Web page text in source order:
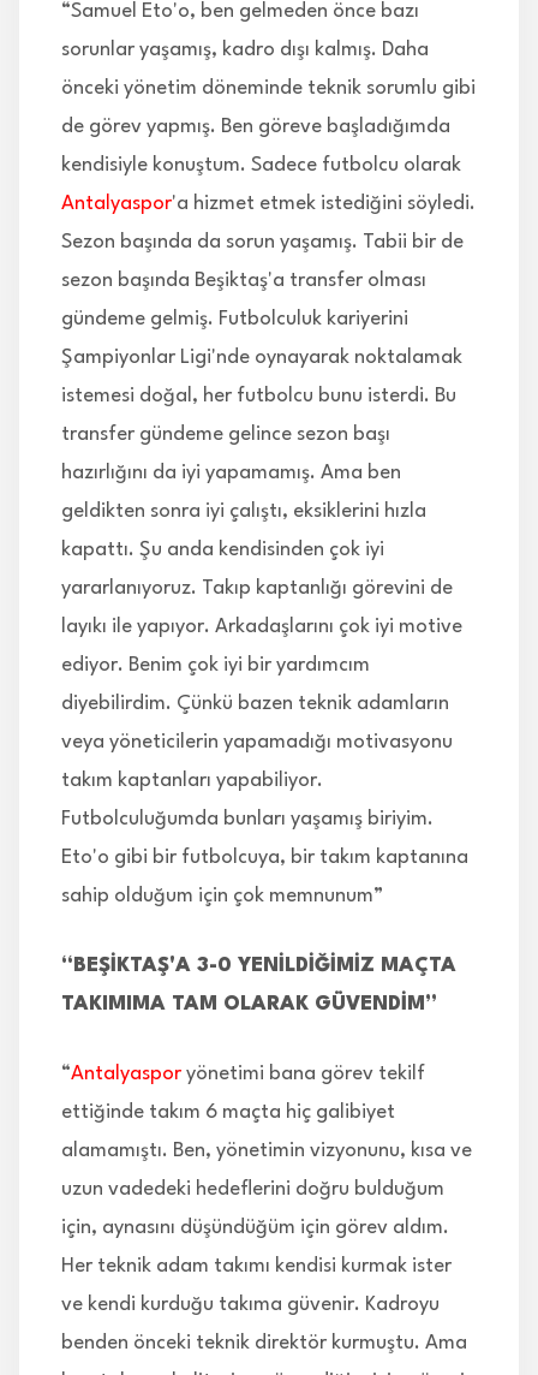
“Samuel Eto'o, ben gelmeden önce bazı
sorunlar yaşamış, kadro dışı kalmış. Daha
önceki yönetim döneminde teknik sorumlu gibi
de görev yapmış. Ben göreve başladığımda
kendisiyle konuştum. Sadece futbolcu olarak
Antalyaspor'a hizmet etmek istediğini söyledi.
Sezon başında da sorun yaşamış. Tabii bir de
sezon başında Beşiktaş'a transfer olması
gündeme gelmiş. Futbolculuk kariyerini
Şampiyonlar Ligi'nde oynayarak noktalamak
istemesi doğal, her futbolcu bunu isterdi. Bu
transfer gündeme gelince sezon başı
hazırlığını da iyi yapamamış. Ama ben
geldikten sonra iyi çalıştı, eksiklerini hızla
kapattı. Şu anda kendisinden çok iyi
yararlanıyoruz. Takıp kaptanlığı görevini de
layıkı ile yapıyor. Arkadaşlarını çok iyi motive
ediyor. Benim çok iyi bir yardımcım
diyebilirdim. Çünkü bazen teknik adamların
veya yöneticilerin yapamadığı motivasyonu
takım kaptanları yapabiliyor.
Futbolculuğumda bunları yaşamış biriyim.
Eto'o gibi bir futbolcuya, bir takım kaptanına
sahip olduğum için çok memnunum”
“BEŞİKTAŞ'A 3-0 YENİLDİĞİMİZ MAÇTA
TAKIMIMA TAM OLARAK GÜVENDİM”
“Antalyaspor yönetimi bana görev tekilf
ettiğinde takım 6 maçta hiç galibiyet
alamamıştı. Ben, yönetimin vizyonunu, kısa ve
uzun vadedeki hedeflerini doğru bulduğum
için, aynasını düşündüğüm için görev aldım.
Her teknik adam takımı kendisi kurmak ister
ve kendi kurduğu takıma güvenir. Kadroyu
benden önceki teknik direktör kurmuştu. Ama